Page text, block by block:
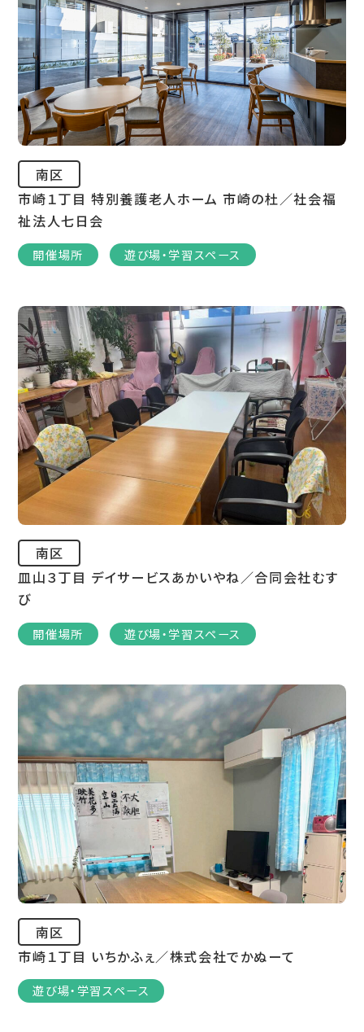
南区
市崎１丁目 特別養護老人ホーム 市崎の杜／社会福
祉法人七日会
開催場所 遊び場・学習スペース
南区
皿山３丁目 デイサービスあかいやね／合同会社むす
び
開催場所 遊び場・学習スペース
南区
市崎１丁目 いちかふぇ／株式会社でかぬーて
遊び場・学習スペース